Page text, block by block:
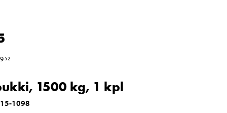
952
1500 kg, 1 kpl
15-1098